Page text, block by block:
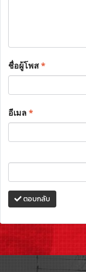
ชื่อผู้โพส*
อีเมล*
ตอบกลับ